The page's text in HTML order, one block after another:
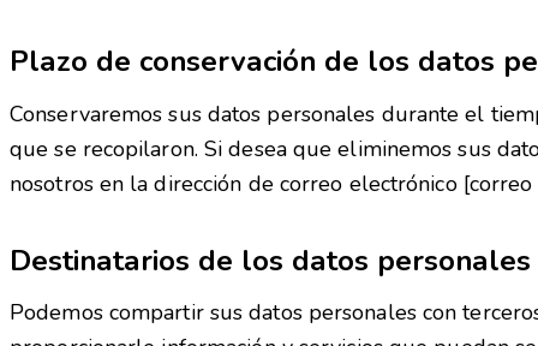
Plazo de conservación de los datos
Conservaremos sus datos personales durante el
que se recopilaron. Si desea que eliminemos sus
nosotros en la dirección de correo electrónico
Destinatarios de los datos personales
Podemos compartir sus datos personales con